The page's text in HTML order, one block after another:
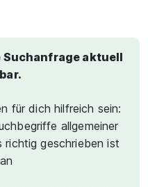
Suchanfrage aktuell
für dich hilfreich sein:
allgemeiner
richtig geschrieben ist